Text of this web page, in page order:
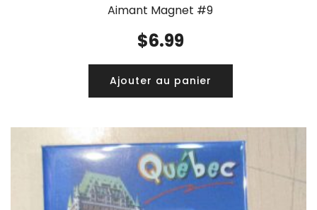
Aimant Magnet #9
$6.99
Ajouter au panier